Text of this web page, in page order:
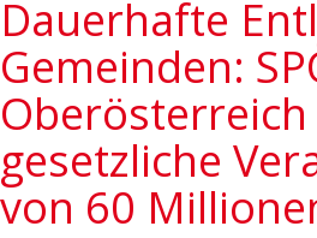
Dauerhafte
Gemeinden:
gesetzliche
von 60